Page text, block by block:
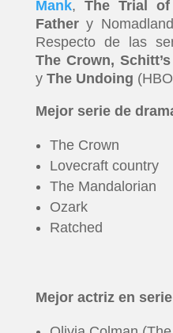
Mank, The Trial
Fathery
Respecto de las
The Crown,
y The Undoing
Mejor serie de
The Crown
Lovecraft country
The Mandalorian
Ozark
Ratched
Mejor actriz en